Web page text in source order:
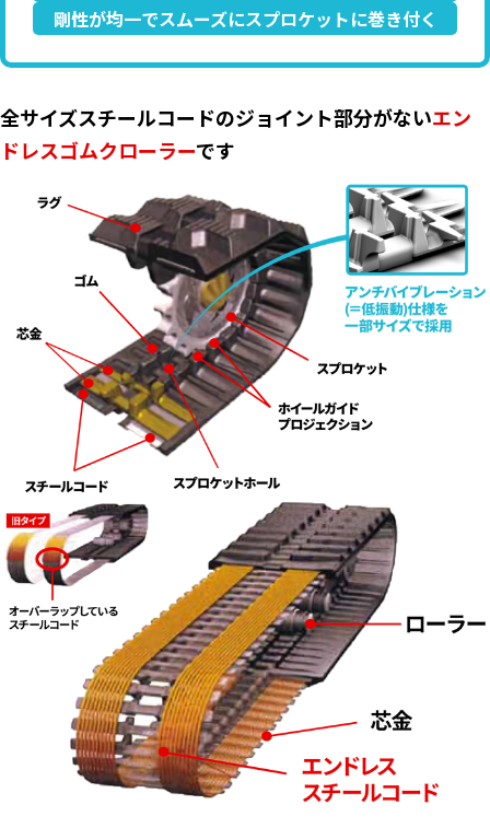
剛性が均一でスムーズにスプロケットに巻き付く
全サイズスチールコードのジョイント部分がないエン
ドレスゴムクローラーです